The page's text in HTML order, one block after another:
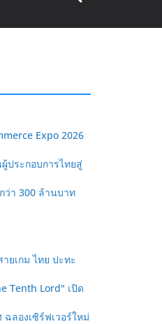
Expo 2026
ประกอบการไทยสู่
ว่า 300 ล้านบาท
ยเกม ไทย ปะทะ
Tenth Lord" เปิด
ลองเซิร์ฟเวอร์ใหม่